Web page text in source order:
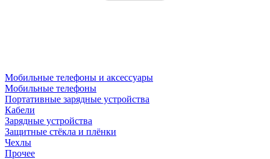
Мобильные телефоны и аксессуары
Мобильные телефоны
Портативные зарядные устройства
Кабели
Зарядные устройства
Защитные стёкла и плёнки
Чехлы
Прочее